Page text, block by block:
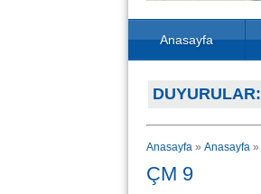
Anasayfa
DUYURULAR:
Anasayfa » Anasayfa »
ÇM 9